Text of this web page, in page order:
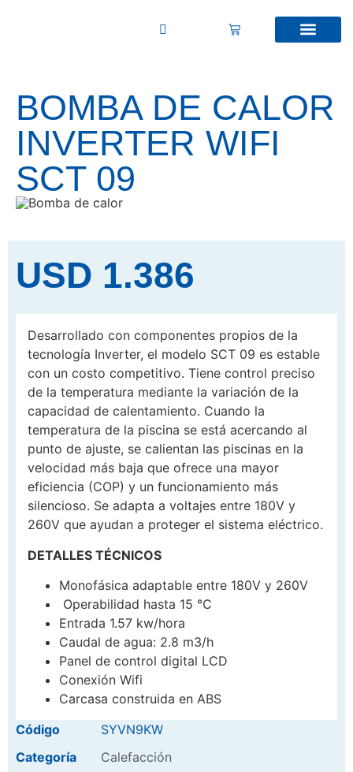
BOMBA DE CALOR
INVERTER WIFI
SCT 09
USD 1.386
Desarrollado con componentes propios de la
tecnología Inverter, el modelo SCT 09 es estable
con un costo competitivo. Tiene control preciso
de la temperatura mediante la variación de la
capacidad de calentamiento. Cuando la
temperatura de la piscina se está acercando al
punto de ajuste, se calientan las piscinas en la
velocidad más baja que ofrece una mayor
eficiencia (COP) y un funcionamiento más
silencioso. Se adapta a voltajes entre 180V y
260V que ayudan a proteger el sistema eléctrico.
DETALLES TÉCNICOS
Monofásica adaptable entre 180V y 260V
Operabilidad hasta 15 °C
Entrada 1.57 kw/hora
Caudal de agua: 2.8 m3/h
Panel de control digital LCD
Conexión Wifi
Carcasa construida en ABS
Código
SYVN9KW
Categoría
Calefacción